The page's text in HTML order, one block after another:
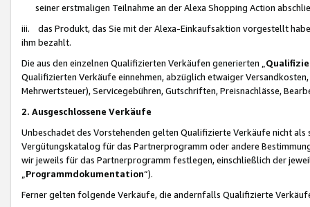
seiner erstmaligen Teilnahme an der Alexa Shopping Action
iii. das Produkt, das Sie mit der Alexa-Einkaufsaktion vorgestellt
ihm bezahlt.
Die aus den einzelnen Qualifizierten Verkäufen generierten „
Qualifizierten Verkäufe einnehmen, abzüglich etwaiger
Mehrwertsteuer), Servicegebühren, Gutschriften, Preisnachlässe,
2. Ausgeschlossene Verkäufe
Unbeschadet des Vorstehenden gelten Qualifizierte Verkäufe nicht
Vergütungskatalog für das Partnerprogramm oder andere
wir jeweils für das Partnerprogramm festlegen, einschließlich der
Programmdokumentation“).
Ferner gelten folgende Verkäufe, die andernfalls Qualifizierte